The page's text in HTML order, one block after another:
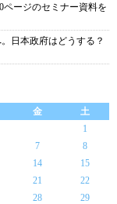
ページのセミナー資料を
日本政府はどうする？
金
土
1
7
8
14
15
21
22
28
29